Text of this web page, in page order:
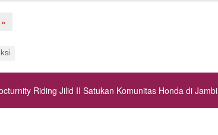
»
Riding Jilid II Satukan Komunitas Honda di Jambi